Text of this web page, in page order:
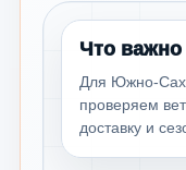
Что важно
Для Южно-
проверяем
доставку и